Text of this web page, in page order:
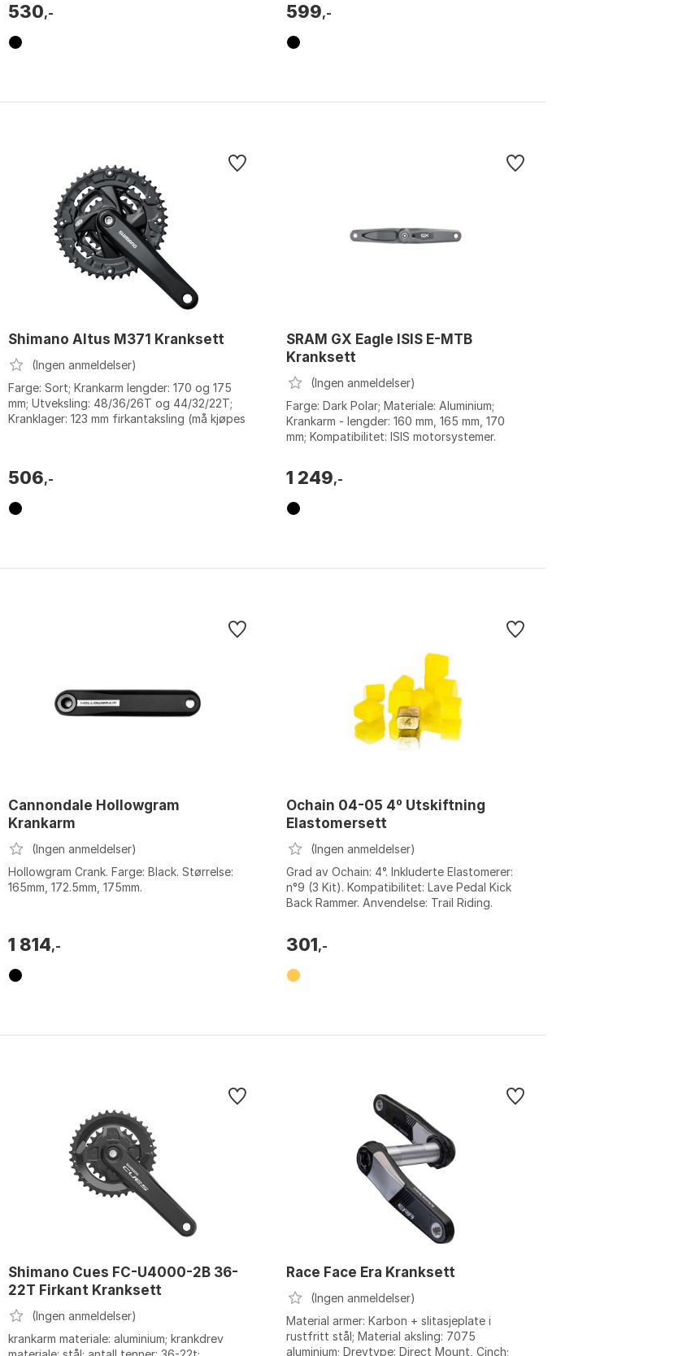
530,- 599,-
Shimano Altus M371 Kranksett
(Ingen anmeldelser)
Farge: Sort; Krankarm lengder: 170 og 175
mm; Utveksling: 48/36/26T og 44/32/22T;
Kranklager: 123 mm firkantaksling (må kjøpes
506,-
SRAM GX Eagle ISIS E-MTB
Kranksett
(Ingen anmeldelser)
Farge: Dark Polar; Materiale: Aluminium;
Krankarm - lengder: 160 mm, 165 mm, 170
mm; Kompatibilitet: ISIS motorsystemer.
1 249,-
Cannondale Hollowgram
Krankarm
(Ingen anmeldelser)
Hollowgram Crank. Farge: Black. Størrelse:
165mm, 172.5mm, 175mm.
1 814,-
Ochain 04-05 4º Utskiftning
Elastomersett
(Ingen anmeldelser)
Grad av Ochain: 4°. Inkluderte Elastomerer:
n°9 (3 Kit). Kompatibilitet: Lave Pedal Kick
Back Rammer. Anvendelse: Trail Riding.
301,-
Shimano Cues FC-U4000-2B 36-
22T Firkant Kranksett
(Ingen anmeldelser)
krankarm materiale: aluminium; krankdrev
Race Face Era Kranksett
(Ingen anmeldelser)
Material armer: Karbon + slitasjeplate i
rustfritt stål; Material aksling: 7075
aluminium; Drevtype: Direct Mount, Cinch;